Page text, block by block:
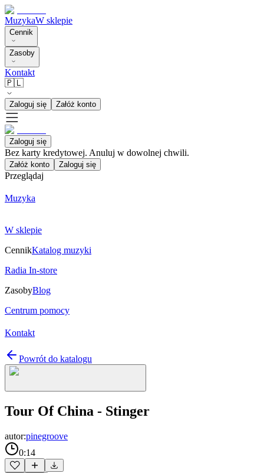
MuzykaW sklepie
Cennik
Zasoby
Kontakt
🇵🇱
Zaloguj się Załóż konto
Zaloguj się
Bez karty kredytowej. Anuluj w dowolnej chwili.
Załóż konto Zaloguj się
Przeglądaj
Muzyka
W sklepie
CennikKatalog muzyki
Radia In-store
ZasobyBlog
Centrum pomocy
Kontakt
Powrót do katalogu
Tour Of China - Stinger
autor:pinegroove
0:14